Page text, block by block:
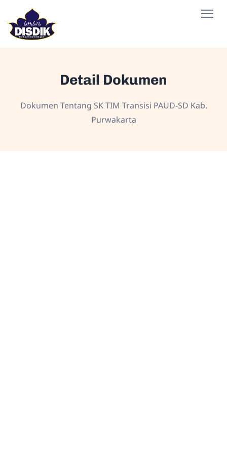
Detail Dokumen
Dokumen Tentang SK TIM Transisi PAUD-SD Kab.
Purwakarta